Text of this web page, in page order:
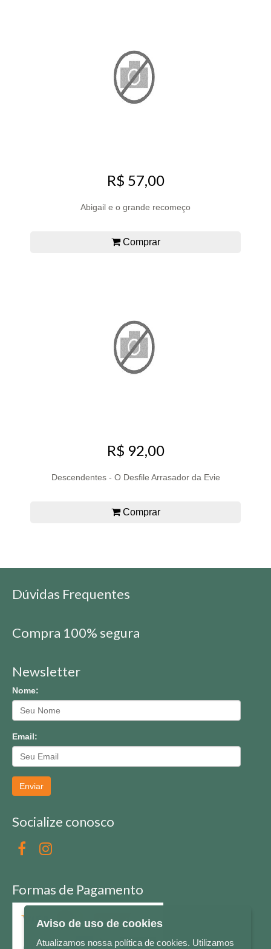
R$ 57,00
Abigail e o grande recomeço
Comprar
R$ 92,00
Descendentes - O Desfile Arrasador da Evie
Comprar
Dúvidas Frequentes
Compra 100% segura
Newsletter
Nome:
Email:
Enviar
Socialize conosco
Formas de Pagamento
Aviso de uso de cookies
Atualizamos nossa política de cookies. Utilizamos